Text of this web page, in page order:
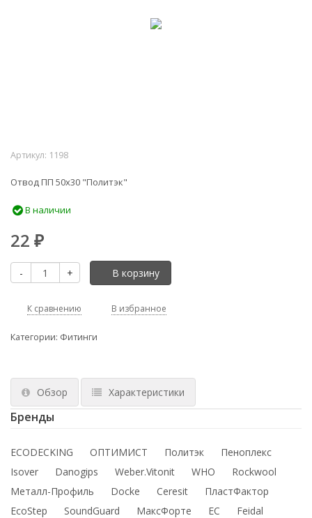
Артикул: 1198
Отвод ПП 50х30 "Политэк"
В наличии
22 ₽
- + В корзину
К сравнению В избранное
Категории: Фитинги
Обзор Характеристики
Бренды
ECODECKING ОПТИМИСТ Политэк
Пеноплекс
Isover
Danogips Weber.Vitonit WHO
Rockwool
Металл-Профиль
Docke Ceresit
ПластФактор
EcoStep
SoundGuard МаксФорте ЕС
Feidal